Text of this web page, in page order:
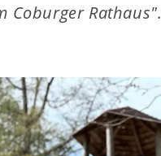
Coburger Rathaus".